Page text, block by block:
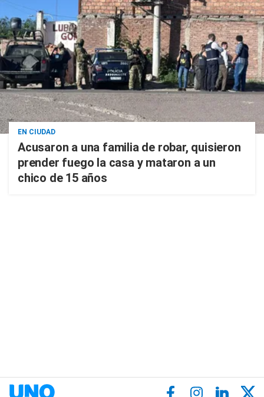
EN CIUDAD
Acusaron a una familia de robar, quisieron
prender fuego la casa y mataron a un
chico de 15 años